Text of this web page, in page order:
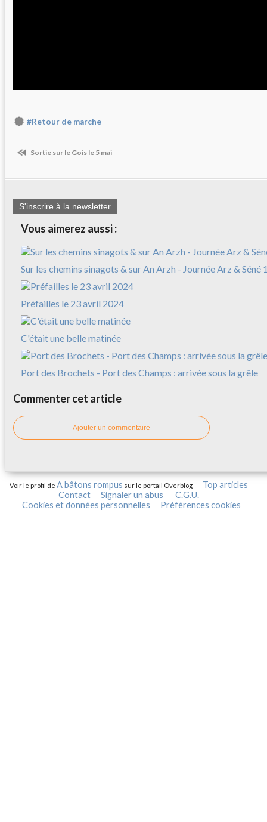
#Retour de marche
Sortie sur le Gois le 5 mai
S'inscrire à la newsletter
Vous aimerez aussi :
Sur les chemins sinagots & sur An Arzh - Journée Arz & Séné
Préfailles le 23 avril 2024
C'était une belle matinée
Port des Brochets - Port des Champs : arrivée sous la grêle
Commenter cet article
Ajouter un commentaire
Voir le profil deA bâtons rompus sur le portail Overblog
Top articles
Contact
Signaler un abus
C.G.U.
Cookies et données personnelles
Préférences cookies